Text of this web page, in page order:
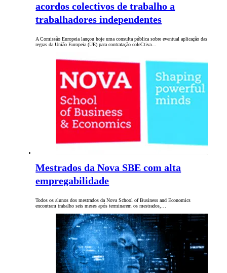
acordos colectivos de trabalho a
trabalhadores independentes
A Comissão Europeia lançou hoje uma consulta pública sobre eventual aplicação das
regras da União Europeia (UE) para contratação coleCtiva…
Mestrados da Nova SBE com alta
empregabilidade
Todos os alunos dos mestrados da Nova School of Business and Economics
encontram trabalho seis meses após terminarem os mestrados,…